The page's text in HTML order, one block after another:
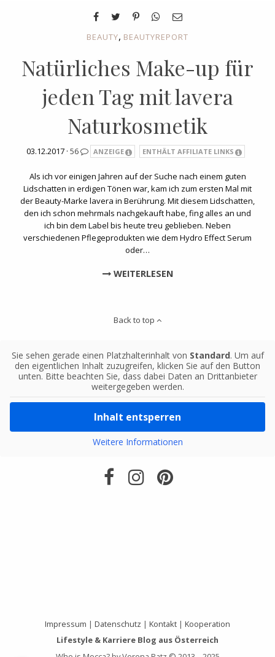
BEAUTY, BEAUTYREPORT
Natürliches Make-up für
jeden Tag mit lavera
Naturkosmetik
03.12.2017 · 56 ANZEIGE ENTHÄLT AFFILIATE LINKS
Als ich vor einigen Jahren auf der Suche nach einem guten
Lidschatten in erdigen Tönen war, kam ich zum ersten Mal mit
der Beauty-Marke lavera in Berührung. Mit diesem Lidschatten,
den ich schon mehrmals nachgekauft habe, fing alles an und
ich bin dem Label bis heute treu geblieben. Neben
verschiedenen Pflegeprodukten wie dem Hydro Effect Serum
oder…
WEITERLESEN
Back to top
Sie sehen gerade einen Platzhalterinhalt von Standard. Um auf
den eigentlichen Inhalt zuzugreifen, klicken Sie auf den Button
unten. Bitte beachten Sie, dass dabei Daten an Drittanbieter
weitergegeben werden.
Inhalt entsperren
Weitere Informationen
Impressum | Datenschutz | Kontakt | Kooperation
Lifestyle & Karriere Blog aus Österreich